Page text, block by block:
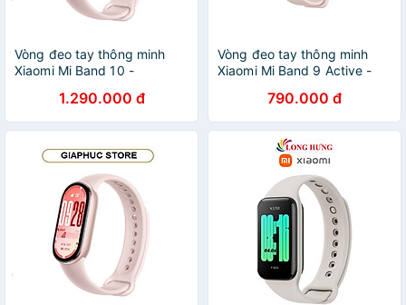
Vòng đeo tay thông minh
Xiaomi Mi Band 10 -
1.290.000 đ
Vòng đeo tay thông minh
Xiaomi Mi Band 9 Active -
790.000 đ